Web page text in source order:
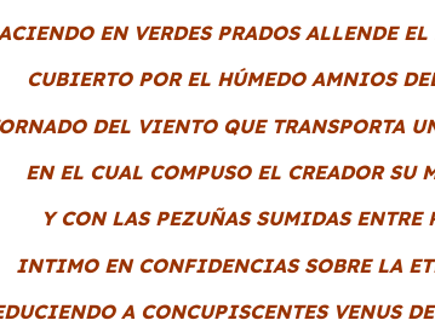
EN VERDES PRADOS ALLENDE
CUBIERTO POR EL HÚMEDO AMNIOS
DEL VIENTO QUE TRANSPORTA
EN EL CUAL COMPUSO EL CREADOR SU
Y CON LAS PEZUÑAS SUMIDAS ENTRE
INTIMO EN CONFIDENCIAS SOBRE LA
A CONCUPISCENTES VENUS